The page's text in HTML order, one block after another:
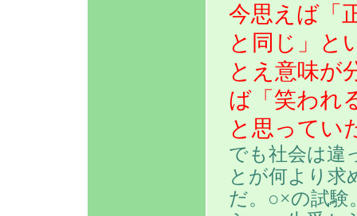
今思えば「
と同じ」と
とえ意味が
ば「笑われ
と思ってい
でも社会は違
とが何より求
だ。○×の試験